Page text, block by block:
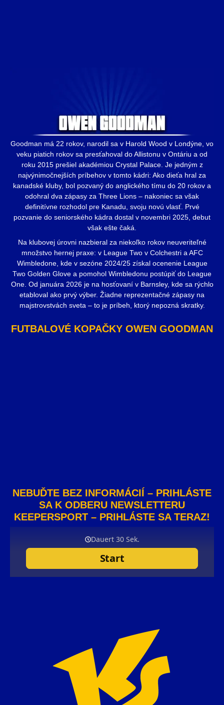
Goodman má 22 rokov, narodil sa v Harold Wood v Londýne, vo
veku piatich rokov sa presťahoval do Allistonu v Ontáriu a od
roku 2015 prešiel akadémiou Crystal Palace. Je jedným z
najvýnimočnejších príbehov v tomto kádri: Ako dieťa hral za
kanadské kluby, bol pozvaný do anglického tímu do 20 rokov a
odohral dva zápasy za Three Lions – nakoniec sa však
definitívne rozhodol pre Kanadu, svoju novú vlasť. Prvé
pozvanie do seniorského kádra dostal v novembri 2025, debut
však ešte čaká.
Na klubovej úrovni nazbieral za niekoľko rokov neuveriteľné
množstvo hernej praxe: v League Two v Colchestri a AFC
Wimbledone, kde v sezóne 2024/25 získal ocenenie League
Two Golden Glove a pomohol Wimbledonu postúpiť do League
One. Od januára 2026 je na hosťovaní v Barnsley, kde sa rýchlo
etabloval ako prvý výber. Žiadne reprezentačné zápasy na
majstrovstvách sveta – to je príbeh, ktorý nepozná skratky.
FUTBALOVÉ KOPAČKY OWEN GOODMAN
NEBUĎTE BEZ INFORMÁCIÍ – PRIHLÁSTE
SA K ODBERU NEWSLETTERU
KEEPERSPORT – PRIHLÁSTE SA TERAZ!